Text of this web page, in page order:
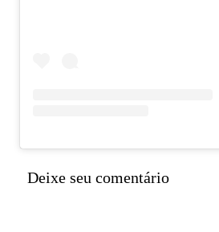
Deixe seu comentário